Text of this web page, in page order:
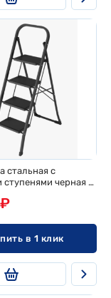
стальная с
черная 4
в 1 клик